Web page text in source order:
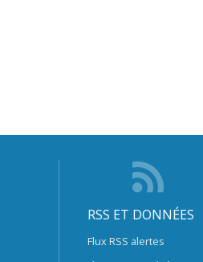
RSS ET DONNÉES
Flux RSS alertes